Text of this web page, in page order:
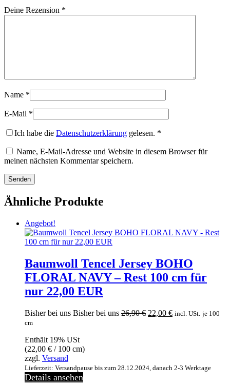
Deine Rezension *
Name *
E-Mail *
Ich habe die Datenschutzerklärung gelesen. *
Name, E-Mail-Adresse und Website in diesem Browser für
meinen nächsten Kommentar speichern.
Ähnliche Produkte
Angebot!
Baumwoll Tencel Jersey BOHO
FLORAL NAVY – Rest 100 cm für
nur 22,00 EUR
Bisher bei uns Bisher bei uns 26,90€ Ursprünglicher
22,00 €Aktueller
incl. USt. je 100
cm
Enthält 19% USt
(22,00 € / 100 cm)
zzgl. Versand
Lieferzeit: Versandpause bis zum 28.12.2024, danach 2-3 Werktage
Details ansehen